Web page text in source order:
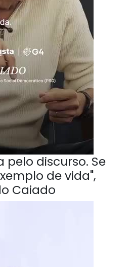
pelo discurso. Se
de vida",
Caiado